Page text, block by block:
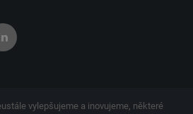
vylepšujeme a inovujeme, některé